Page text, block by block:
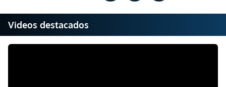
Videos destacados